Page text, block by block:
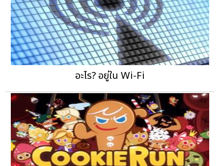
อะไร? อยู่ใน Wi-Fi